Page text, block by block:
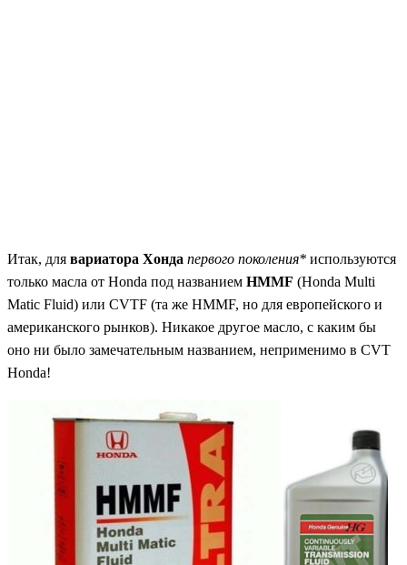
Итак, для вариатора Хонда первого поколения* используются
только масла от Honda под названием HMMF (Honda Multi
Matic Fluid) или CVTF (та же HMMF, но для европейского и
американского рынков). Никакое другое масло, с каким бы
оно ни было замечательным названием, неприменимо в CVT
Honda!